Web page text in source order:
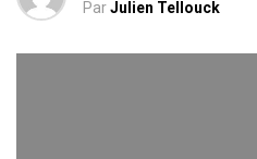
ParJulien Tellouck